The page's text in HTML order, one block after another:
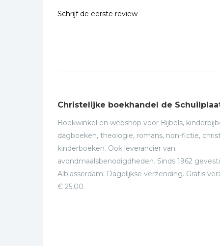
Schrijf de eerste review
Christelijke boekhandel de
Boekwinkel en webshop voor Bijbels,
dagboeken, theologie, romans, non-fictie,
kinderboeken. Ook leverancier van
avondmaalsbenodigdheden. Sinds 1962
Alblasserdam. Dagelijkse verzending. Gratis
€ 25,00.